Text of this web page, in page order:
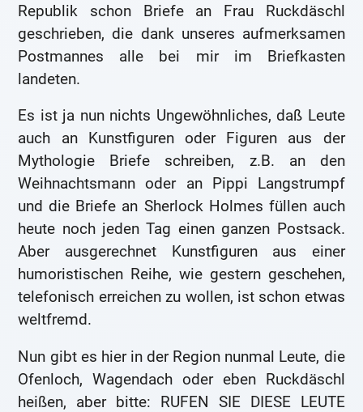
Republik schon Briefe an Frau Ruckdäschl
geschrieben, die dank unseres aufmerksamen
Postmannes alle bei mir im Briefkasten
landeten.
Es ist ja nun nichts Ungewöhnliches, daß Leute
auch an Kunstfiguren oder Figuren aus der
Mythologie Briefe schreiben, z.B. an den
Weihnachtsmann oder an Pippi Langstrumpf
und die Briefe an Sherlock Holmes füllen auch
heute noch jeden Tag einen ganzen Postsack.
Aber ausgerechnet Kunstfiguren aus einer
humoristischen Reihe, wie gestern geschehen,
telefonisch erreichen zu wollen, ist schon etwas
weltfremd.
Nun gibt es hier in der Region nunmal Leute, die
Ofenloch, Wagendach oder eben Ruckdäschl
heißen, aber bitte: RUFEN SIE DIESE LEUTE